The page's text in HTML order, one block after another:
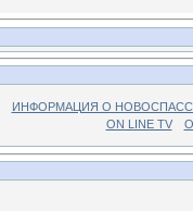
ИНФОРМАЦИЯ О
ON LINE TV